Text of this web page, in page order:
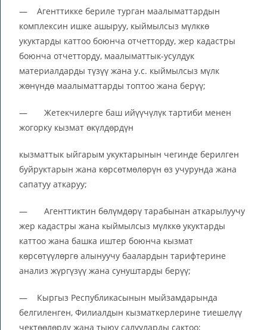
— Агенттикке бериле турган маалыматтардын
комплексин ишке ашыруу, кыймылсыз мүлккө
укуктарды каттоо боюнча отчетторду, жер кадастры
боюнча отчетторду, маалыматтык-усулдук
материалдарды түзүү жана у.с. кыймылсыз мүлк
жөнүндө маалыматтарды топтоо жана берүү;
— Жетекчилерге баш ийүүчүлүк тартиби менен
жогорку кызмат өкүлдөрдүн
кызматтык ыйгарым укуктарынын чегинде берилген
буйруктарын жана көрсөтмөлөрүн өз учурунда жана
сапатуу аткаруу;
— Агенттиктин бөлүмдөрү тарабынан аткарылуучу
жер кадастры жана кыймылсыз мүлккө укуктарды
каттоо жана башка иштер боюнча кызмат
көрсөтүүлөргө алынуучу баалардын тарифтерине
анализ жүргүзүү жана сунуштарды берүү;
— Кыргыз Республикасынын мыйзамдарында
белгиленген, Филиалдын кызматкерлерине тиешелүү
чектөөлөрдү жана тыюу салууларды сактоо;